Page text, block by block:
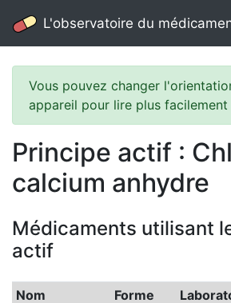
L'observatoire du
Vous pouvez changer
appareil pour lire plus facilement
Principe actif :
calcium anhydre
Médicaments utilisant
actif
Nom Forme